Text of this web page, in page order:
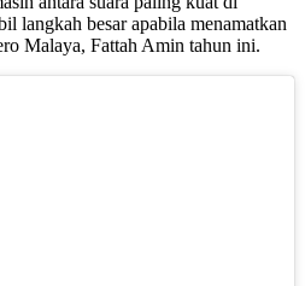
langkah besar apabila menamatkan
Malaya, Fattah Amin tahun ini.